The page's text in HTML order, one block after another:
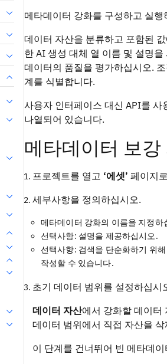
메타데이터 강화를 구성하고 실
데이터 자산을 분류하고 포함된
한 AI 생성 대체 열 이름 및 설명
데이터의 품질을 평가하십시오.
계를 식별합니다.
사용자 인터페이스 대신 API를
나열되어 있습니다.
메타데이터 보
프로젝트를 열고 ‘에셋’ 페이지
세부사항을 정의하십시오.
메타데이터 강화의 이름을 지정하
선택사항: 설명을 제공하십시오.
선택사항: 검색을 단순화하기 위
작성할 수 있습니다.
초기 데이터 범위를 설정하십시
데이터 자산에서 강화할 데이터
데이터 범위에서 직접 자산을
이 단계를 건너뛰어 빈 메타데